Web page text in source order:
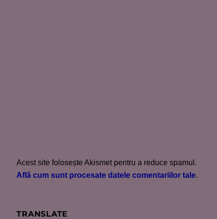
Acest site folosește Akismet pentru a reduce spamul.
Află cum sunt procesate datele comentariilor tale.
TRANSLATE